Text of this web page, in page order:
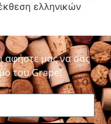
ελληνικών
αφήστε μας να σας
του Grape!